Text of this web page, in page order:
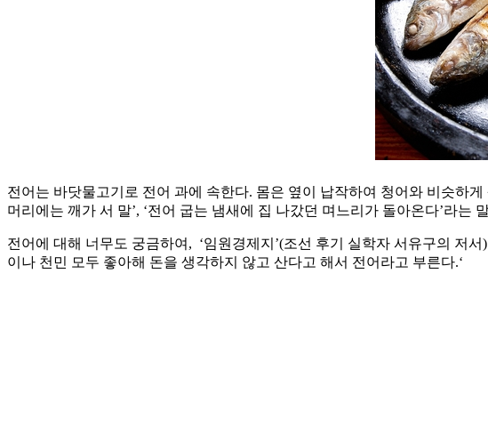
전어는 바닷물고기로 전어 과에 속한다. 몸은 옆이 납작하여 청어와 비슷하
머리에는 깨가 서 말’, ‘전어 굽는 냄새에 집 나갔던 며느리가 돌아온다’라는
전어에 대해 너무도 궁금하여, ‘임원경제지’(조선 후기 실학자 서유구의 저
이나 천민 모두 좋아해 돈을 생각하지 않고 산다고 해서 전어라고 부른다.‘